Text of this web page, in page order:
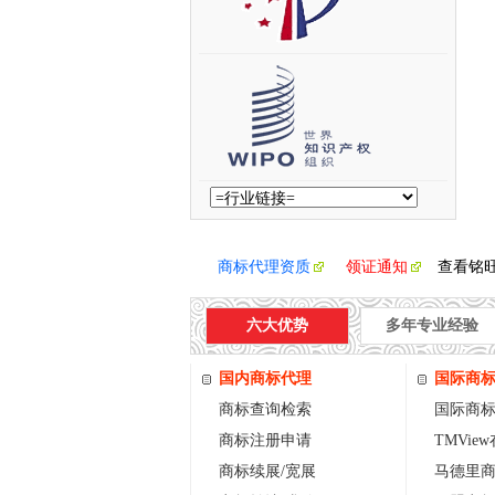
商标代理资质 领证通知 查看铭
六大优势 多年专业经验
国内商标代理
商标查询检索
商标注册申请
商标续展/宽展
国际商
国际商
TMView
马德里